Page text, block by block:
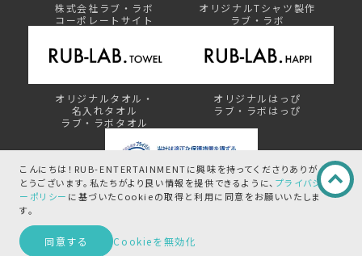
この商品を問い合わせる
こんにちは！RUB-ENTERTAINMENTに興味を持ってくださりありが
とうございます。 私たちがより良い情報を提供できるように、 プライバシ
ーポリシー に基づいたCookieの取得と利用に同意をお願いいたしま
す。
同意する Cookieを無効化
株式会社ラブ・ラボ
コーポレートサイト
オリジナルTシャツ製作
ラブ・ラボ
オリジナルタオル・
名入れタオル
ラブ・ラボタオル
オリジナルはっぴ
ラブ・ラボはっぴ
プライバシーマーク制度
©︎ RUB-ENTERTAINMENT by RUB-LAB.